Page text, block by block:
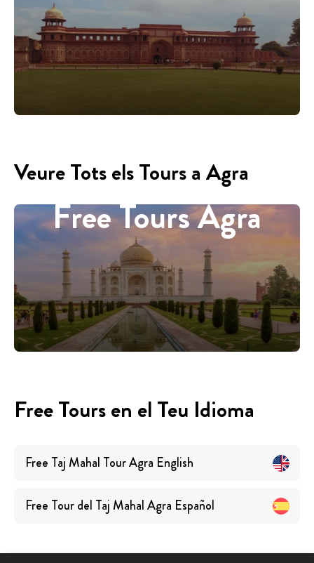
Veure Tots els Tours a Agra
Free Tours Agra
Free Tours en el Teu Idioma
Free Taj Mahal Tour Agra English
Free Tour del Taj Mahal Agra Español